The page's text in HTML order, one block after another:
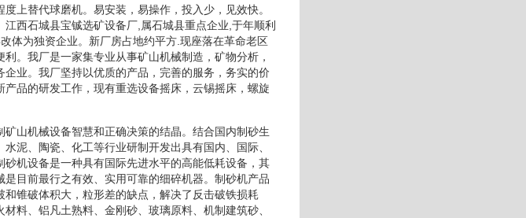
上替代球磨机。易安装，易操作，投入少，见效快。
西石城县宝铖选矿设备厂,属石城县重点企业,于年顺利
体为独资企业。新厂房占地约平方.现座落在革命老区
。我厂是一家集专业从事矿山机械制造，矿物分析，
业。我厂坚持以优质的产品，完善的服务，务实的价
品的研发工作，现有重选设备摇床，云锡摇床，螺旋
山机械设备智慧和正确决策的结晶。结合国内制砂生
泥、陶瓷、化工等行业研制开发出具有国内、国际、
机设备是一种具有国际先进水平的高能低耗设备，其
目前最行之有效、实用可靠的细碎机器。制砂机产品
锥破体积大，粒形差的缺点，解决了反击破铁损耗
料、铝凡土熟料、金刚砂、玻璃原料、机制建筑砂、